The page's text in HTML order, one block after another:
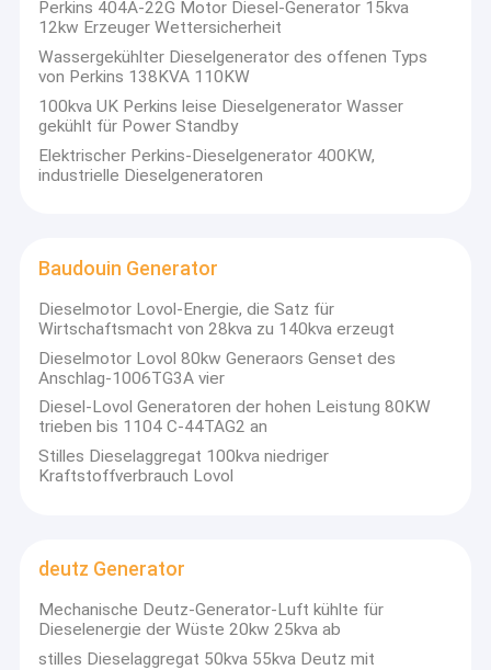
Kleine tragbare Generatoren
Perkins-Diesel-Generator
Baudouin Generator
deutz Generator
Beweglicher Lichtmast
Dieselmotoren der Hochleistung
natürlicher gasbetriebener Generator
Perkins 404A-22G Motor Diesel-Generator 15kva
12kw Erzeuger Wettersicherheit
Wassergekühlter Dieselgenerator des offenen Typs
von Perkins 138KVA 110KW
100kva UK Perkins leise Dieselgenerator Wasser
gekühlt für Power Standby
Elektrischer Perkins-Dieselgenerator 400KW,
industrielle Dieselgeneratoren
Baudouin Generator
Dieselmotor Lovol-Energie, die Satz für
Wirtschaftsmacht von 28kva zu 140kva erzeugt
Dieselmotor Lovol 80kw Generaors Genset des
Anschlag-1006TG3A vier
Diesel-Lovol Generatoren der hohen Leistung 80KW
trieben bis 1104 C-44TAG2 an
Stilles Dieselaggregat 100kva niedriger
Kraftstoffverbrauch Lovol
deutz Generator
Mechanische Deutz-Generator-Luft kühlte für
Dieselenergie der Wüste 20kw 25kva ab
stilles Dieselaggregat 50kva 55kva Deutz mit
------ Dieselgeneratoren für Industriezwecke: von 6 kW bis 3000
kW, einschließlich Cummins, Perkins, Deutz, Doosan, FPT IVECO,
MTU, Isuzu, Yanmar, Kubota, Yangdong, Shangchai, Yandong,
Ricardo, Yuchai,und viele andere chinesische Motoren.
Gasgeneratoren:Mit Cummins- und Yuchai-Motor
Schiffsgeneratoren:Mit Cummins- und Weichai-Motor
Unser Ziel:Kunden durch unsere gute Qualität und strenge
Geschäftsführung zufriedenstellen; Marktbesetzung und
Wettbewerbsfähigkeit erhöhen; den Weltmarkt weiter
Zuverlässiger Energiepartner!